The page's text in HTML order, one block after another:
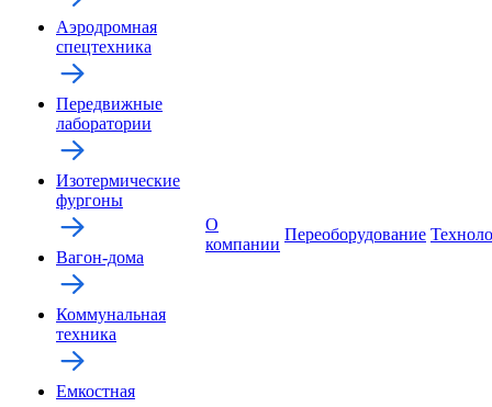
Аэродромная
спецтехника
Передвижные
лаборатории
Изотермические
фургоны
Вагон-дома
Коммунальная
техника
Емкостная
О
компании
Переоборудование